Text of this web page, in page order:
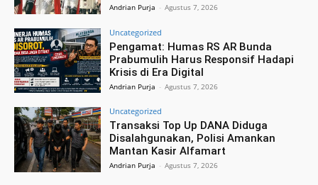
Andrian Purja - Agustus 7, 2026
Uncategorized
Pengamat: Humas RS AR Bunda
Prabumulih Harus Responsif Hadapi
Krisis di Era Digital
Andrian Purja - Agustus 7, 2026
Uncategorized
Transaksi Top Up DANA Diduga
Disalahgunakan, Polisi Amankan
Mantan Kasir Alfamart
Andrian Purja - Agustus 7, 2026